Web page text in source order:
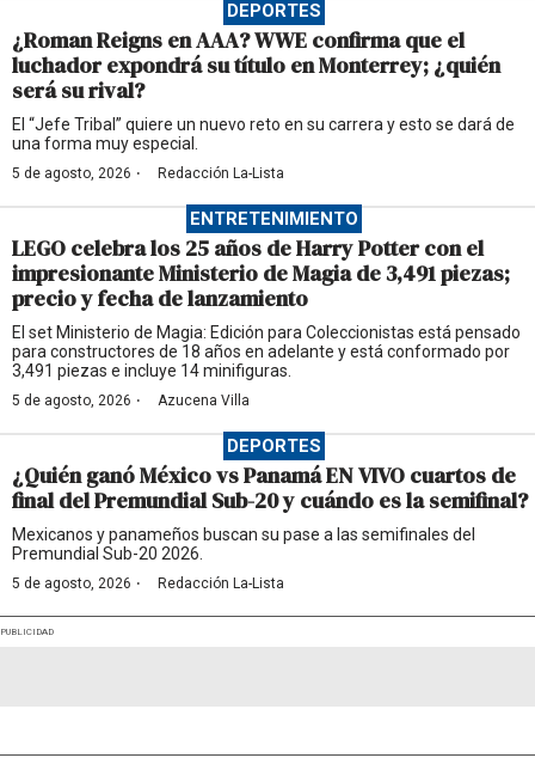
DEPORTES
¿Roman Reigns en AAA? WWE confirma que el
luchador expondrá su título en Monterrey; ¿quién
será su rival?
El “Jefe Tribal” quiere un nuevo reto en su carrera y esto se dará de
una forma muy especial.
5 de agosto, 2026 · Redacción La-Lista
ENTRETENIMIENTO
LEGO celebra los 25 años de Harry Potter con el
impresionante Ministerio de Magia de 3,491 piezas;
precio y fecha de lanzamiento
El set Ministerio de Magia: Edición para Coleccionistas está pensado
para constructores de 18 años en adelante y está conformado por
3,491 piezas e incluye 14 minifiguras.
5 de agosto, 2026 · Azucena Villa
DEPORTES
¿Quién ganó México vs Panamá EN VIVO cuartos de
final del Premundial Sub-20 y cuándo es la semifinal?
Mexicanos y panameños buscan su pase a las semifinales del
Premundial Sub-20 2026.
5 de agosto, 2026 · Redacción La-Lista
PUBLICIDAD